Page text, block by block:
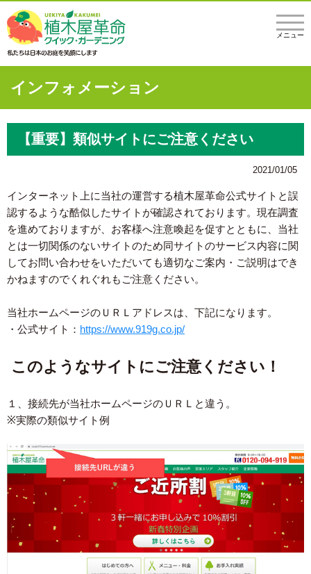
メニュー
インフォメーション
【重要】類似サイトにご注意ください
2021/01/05
インターネット上に当社の運営する植木屋革命公式サイトと誤
認するような酷似したサイトが確認されております。現在調査
を進めておりますが、お客様へ注意喚起を促すとともに、当社
とは一切関係のないサイトのため同サイトのサービス内容に関
してお問い合わせをいただいても適切なご案内・ご説明はでき
かねますのでくれぐれもご注意ください。
当社ホームページのＵＲＬアドレスは、下記になります。
・公式サイト： https://www.919g.co.jp/
このようなサイトにご注意ください！
１、接続先が当社ホームページのＵＲＬと違う。
※実際の類似サイト例